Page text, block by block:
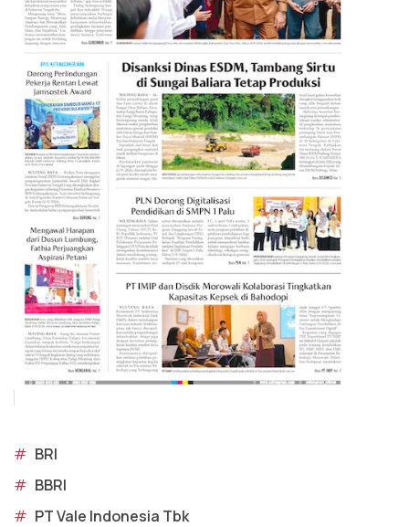
# BRI
# BBRI
# PT Vale Indonesia Tbk